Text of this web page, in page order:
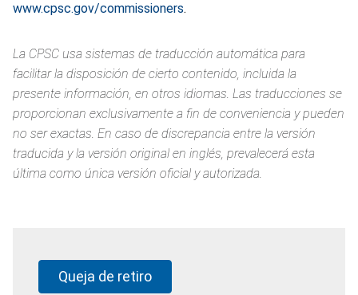
www.cpsc.gov/commissioners.
La CPSC usa sistemas de traducción automática para
facilitar la disposición de cierto contenido, incluida la
presente información, en otros idiomas. Las traducciones se
proporcionan exclusivamente a fin de conveniencia y pueden
no ser exactas. En caso de discrepancia entre la versión
traducida y la versión original en inglés, prevalecerá esta
última como única versión oficial y autorizada.
Queja de retiro